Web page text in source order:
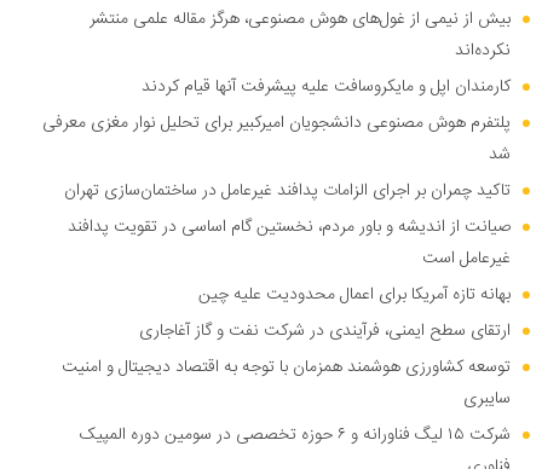
بیش از نیمی از غول‌های هوش مصنوعی، هرگز مقاله علمی منتشر
نکرده‌اند
کارمندان اپل و مایکروسافت علیه پیشرفت آنها قیام کردند
پلتفرم هوش مصنوعی دانشجویان امیرکبیر برای تحلیل نوار مغزی معرفی
شد
تاکید چمران بر اجرای الزامات پدافند غیرعامل در ساختمان‌سازی تهران
صیانت از اندیشه و باور مردم، نخستین گام اساسی در تقویت پدافند
غیرعامل است
بهانه تازه آمریکا برای اعمال محدودیت علیه چین
ارتقای سطح ایمنی، فرآیندی در شرکت نفت و گاز آغاجاری
توسعه کشاورزی هوشمند همزمان با توجه به اقتصاد دیجیتال و امنیت
سایبری
شرکت ۱۵ لیگ فناورانه و ۶ حوزه تخصصی در سومین دوره المپیک